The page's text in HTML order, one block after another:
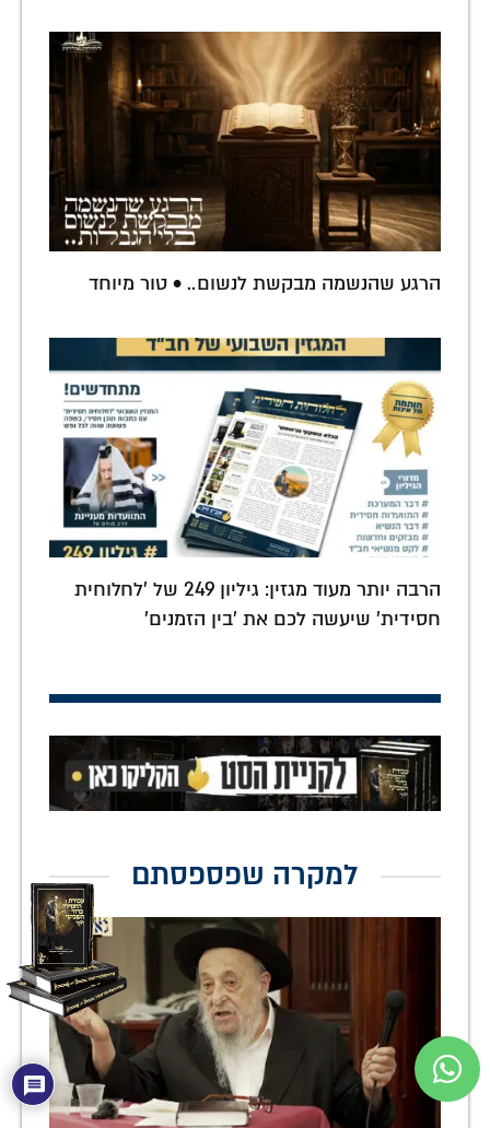
הרגע שהנשמה מבקשת לנשום.. • טור מיוחד
הרבה יותר מעוד מגזין: גיליון 249 של 'לחלוחית
חסידית' שיעשה לכם את 'בין הזמנים'
למקרה שפספסתם